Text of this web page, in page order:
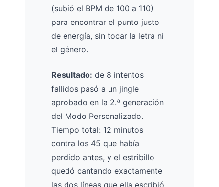
(subió el BPM de 100 a 110)
para encontrar el punto justo
de energía, sin tocar la letra ni
el género.
Resultado: de 8 intentos
fallidos pasó a un jingle
aprobado en la 2.ª generación
del Modo Personalizado.
Tiempo total: 12 minutos
contra los 45 que había
perdido antes, y el estribillo
quedó cantando exactamente
las dos líneas que ella escribió,